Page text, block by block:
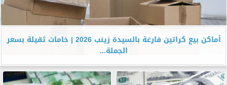
أماكن بيع كراتين فارغة بالسيدة زينب 2026 | خامات ثقيلة بسعر
الجملة...